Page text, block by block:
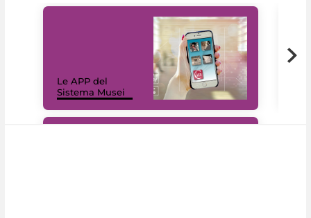
Le APP del
Sistema Musei